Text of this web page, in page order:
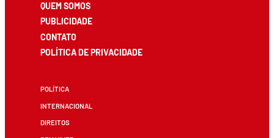
QUEM SOMOS
PUBLICIDADE
CONTATO
POLÍTICA DE PRIVACIDADE
POLÍTICA
INTERNACIONAL
DIREITOS